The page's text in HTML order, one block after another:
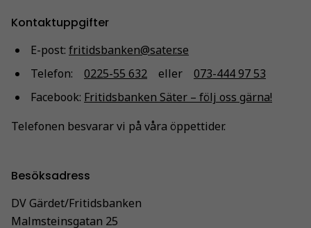
Kontaktuppgifter
E-post: fritidsbanken@sater.se
Telefon:
0225-55 632 eller
073-444 97 53
Facebook: Fritidsbanken Säter – följ oss gärna!
Telefonen besvarar vi på våra öppettider.
Besöksadress
DV Gärdet/Fritidsbanken
Malmsteinsgatan 25